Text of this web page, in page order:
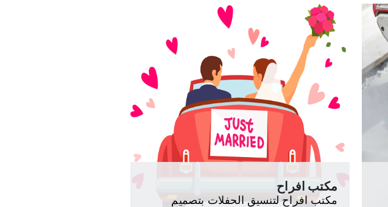
مكتب افراح
مكتب افراح لتنسيق الحفلات بتصميم